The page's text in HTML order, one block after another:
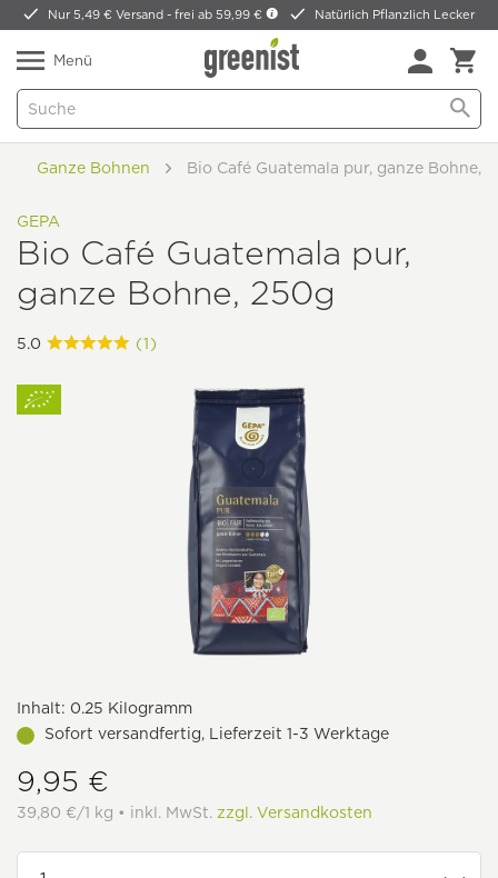
Nur 5,49 € Versand -frei ab 59,99 € Natürlich Pflanzlich Lecker
Menü
Ganze Bohnen Bio Café Guatemala pur, ganze Bohne,
GEPA
Bio Café Guatemala pur,
ganze Bohne, 250g
5.0 (1)
Inhalt: 0.25 Kilogramm
Sofort versandfertig, Lieferzeit 1-3 Werktage
9,95 €
39,80 €/1 kg • inkl. MwSt. zzgl. Versandkosten